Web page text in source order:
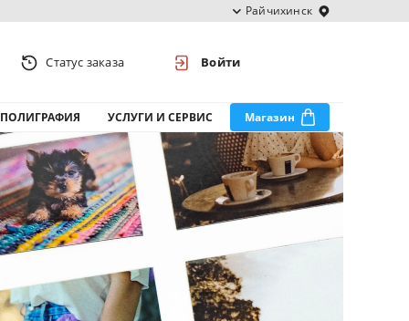
Райчихинск
Статус заказа Войти
ПОЛИГРАФИЯ УСЛУГИ И СЕРВИС Магазин